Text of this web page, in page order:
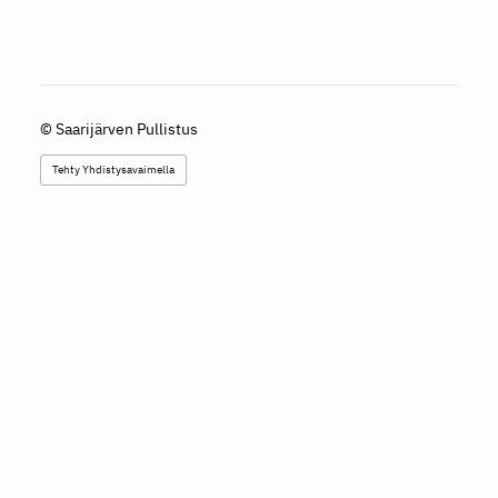
© Saarijärven Pullistus
Tehty Yhdistysavaimella